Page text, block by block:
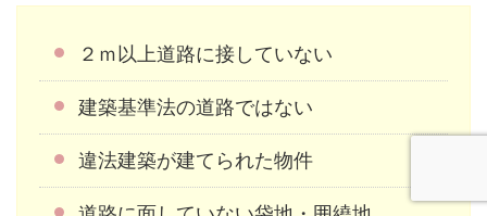
２ｍ以上道路に接していない
建築基準法の道路ではない
違法建築が建てられた物件